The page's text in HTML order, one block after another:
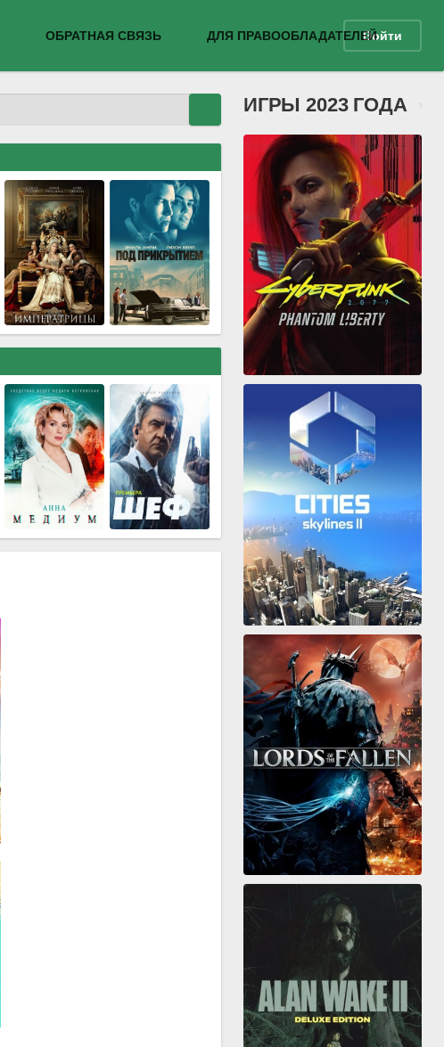
ОБРАТНАЯ СВЯЗЬ ДЛЯ ПРАВООБЛАДАТЕЛЕЙВойти
ИГРЫ 2023 ГОДА